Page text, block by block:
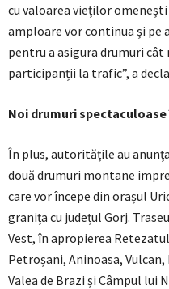
cu valoarea vieților
amploare vor continua și pe
pentru a asigura drumuri
participanții la trafic”, a
Noi drumuri spectaculoase
În plus, autoritățile au
două drumuri montane
care vor începe din orașul
granița cu județul Gorj.
Vest, în apropierea
Petroșani, Aninoasa,
Valea de Brazi și Câmpul lui